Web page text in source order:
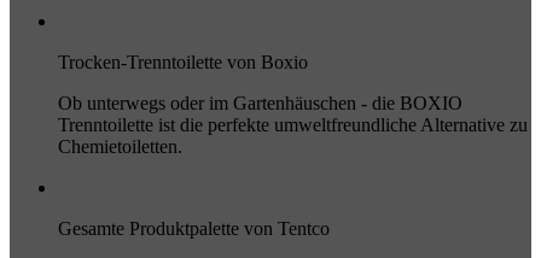
Trocken-Trenntoilette von Boxio
Ob unterwegs oder im Gartenhäuschen - die BOXIO
Trenntoilette ist die perfekte umweltfreundliche Alternative zu
Chemietoiletten.
Gesamte Produktpalette von Tentco